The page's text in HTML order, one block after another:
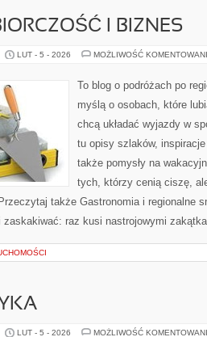
I BIZNES
LUT - 5 - 2026 MOŻLIWOŚĆ
To blog o podróżach po
myślą o osobach, które
chcą układać wyjazdy w
tu opisy szlaków,
także pomysły na
tych, którzy cenią ciszę,
także Gastronomia i regionalne
zaskakiwać: raz kusi nastrojowymi
LUT - 5 - 2026 MOŻLIWOŚĆ